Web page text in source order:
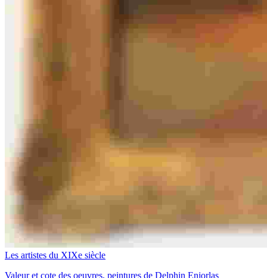
Les artistes du XIXe siècle
Valeur et cote des oeuvres, peintures de Delphin Enjorlas